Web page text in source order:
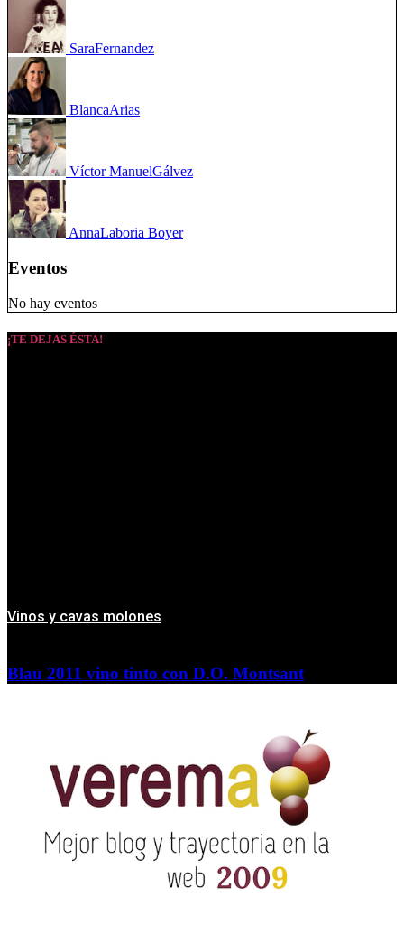
SaraFernandez
BlancaArias
Víctor ManuelGálvez
AnnaLaboria Boyer
Eventos
No hay eventos
¡TE DEJAS ÉSTA!
Vinos y cavas molones
Blau 2011 vino tinto con D.O. Montsant